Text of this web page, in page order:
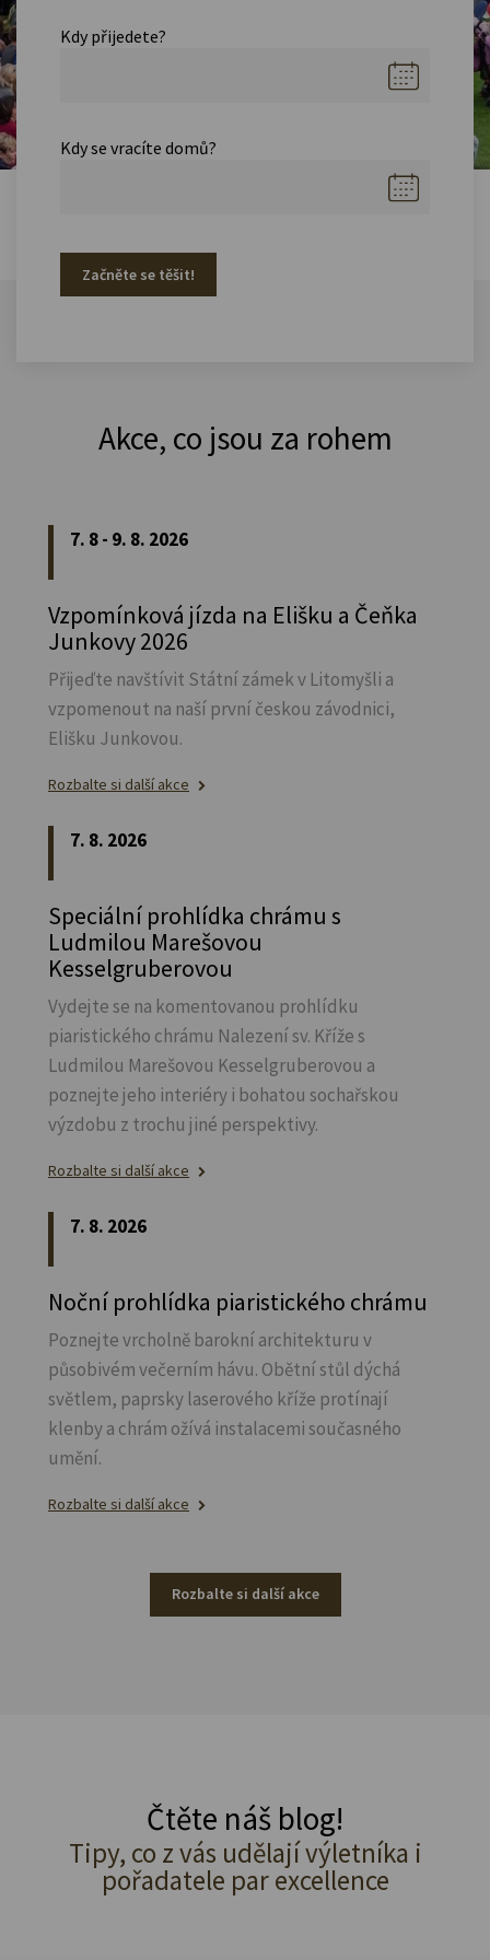
Kdy přijedete?
Kdy se vracíte domů?
Začněte se těšit!
Akce, co jsou za rohem
7. 8 - 9. 8. 2026
Vzpomínková jízda na Elišku a Čeňka
Junkovy 2026
Přijeďte navštívit Státní zámek v Litomyšli a
vzpomenout na naší první českou závodnici,
Elišku Junkovou.
Rozbalte si další akce
7. 8. 2026
Speciální prohlídka chrámu s
Ludmilou Marešovou
Kesselgruberovou
Vydejte se na komentovanou prohlídku
piaristického chrámu Nalezení sv. Kříže s
Ludmilou Marešovou Kesselgruberovou a
poznejte jeho interiéry i bohatou sochařskou
výzdobu z trochu jiné perspektivy.
Rozbalte si další akce
7. 8. 2026
Noční prohlídka piaristického chrámu
Poznejte vrcholně barokní architekturu v
působivém večerním hávu. Obětní stůl dýchá
světlem, paprsky laserového kříže protínají
klenby a chrám ožívá instalacemi současného
umění.
Rozbalte si další akce
Rozbalte si další akce
Čtěte náš blog!
Tipy, co z vás udělají výletníka i
pořadatele par excellence